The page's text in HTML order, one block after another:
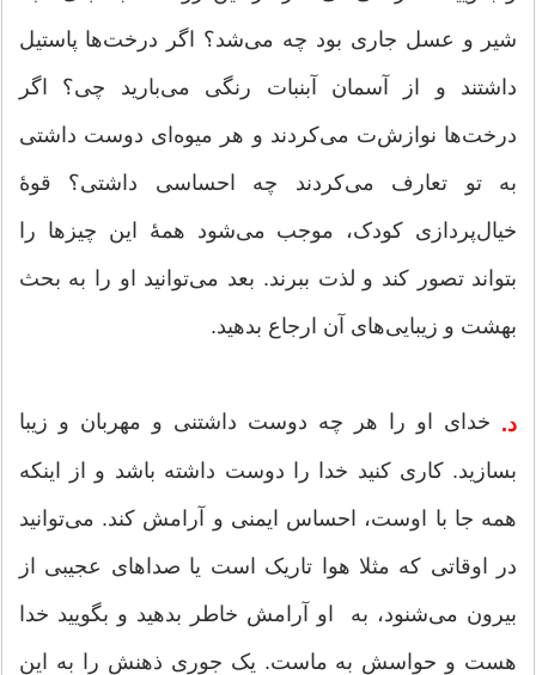
شیر و عسل جاری بود چه می‌شد؟ اگر درخت‌ها پاستیل
داشتند و از آسمان آبنبات رنگی می‌بارید چی؟ اگر
درخت‌ها نوازش‌ت می‌کردند و هر میوه‌ای دوست داشتی
به تو تعارف می‌کردند چه احساسی داشتی؟ قوۀ
خیال‌پردازی کودک، موجب می‌شود همۀ این چیزها را
بتواند تصور کند و لذت ببرند. بعد می‌توانید او را به بحث
بهشت و زیبایی‌های آن ارجاع بدهید.
د. خدای او را هر چه دوست داشتنی و مهربان و زیبا
بسازید. کاری کنید خدا را دوست داشته باشد و از اینکه
همه جا با اوست، احساس ایمنی و آرامش کند. می‌توانید
در اوقاتی که مثلا هوا تاریک است یا صداهای عجیبی از
بیرون می‌شنود، به او آرامش خاطر بدهید و بگویید خدا
هست و حواسش به ماست. یک جوری ذهنش را به این